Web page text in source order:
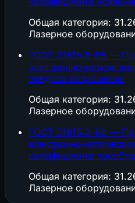
Общая категория:
Лазерное
ГОСТ 21815.8-86 —
электронно-
предела разрешения
Общая категория:
Лазерное
ГОСТ 21815.2-86 —
электронно-
коэффициента
Общая категория:
Лазерное